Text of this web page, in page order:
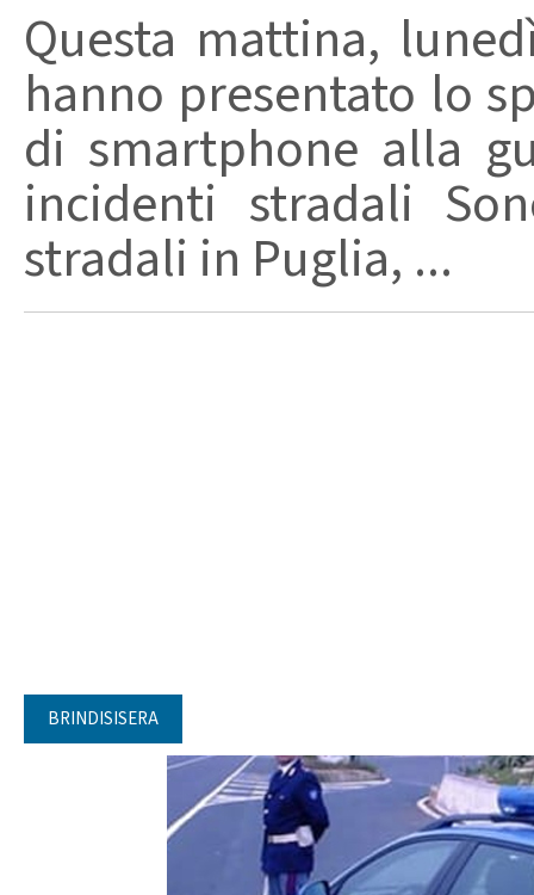
Questa mattina,
hanno presentato lo
di smartphone alla
incidenti stradali
stradali in Puglia, ...
BRINDISISERA